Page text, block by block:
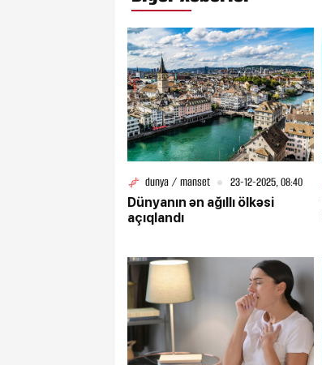
dunya / manset
23-12-2025, 08:40
Dünyanın ən ağıllı ölkəsi
açıqlandı